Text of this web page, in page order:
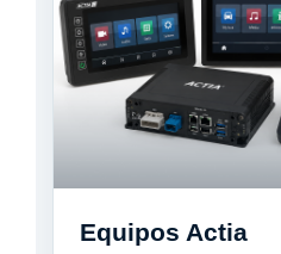
Equipos Actia